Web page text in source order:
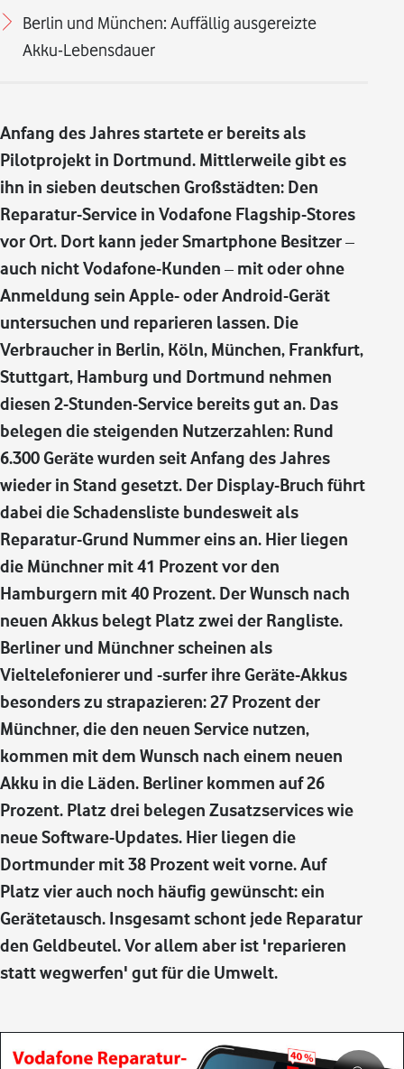
Berlin und München: Auffällig ausgereizte
Akku-Lebensdauer
Anfang des Jahres startete er bereits als
Pilotprojekt in Dortmund. Mittlerweile gibt es
ihn in sieben deutschen Großstädten: Den
Reparatur-Service in Vodafone Flagship-Stores
vor Ort. Dort kann jeder Smartphone Besitzer –
auch nicht Vodafone-Kunden – mit oder ohne
Anmeldung sein Apple- oder Android-Gerät
untersuchen und reparieren lassen. Die
Verbraucher in Berlin, Köln, München, Frankfurt,
Stuttgart, Hamburg und Dortmund nehmen
diesen 2-Stunden-Service bereits gut an. Das
belegen die steigenden Nutzerzahlen: Rund
6.300 Geräte wurden seit Anfang des Jahres
wieder in Stand gesetzt. Der Display-Bruch führt
dabei die Schadensliste bundesweit als
Reparatur-Grund Nummer eins an. Hier liegen
die Münchner mit 41 Prozent vor den
Hamburgern mit 40 Prozent. Der Wunsch nach
neuen Akkus belegt Platz zwei der Rangliste.
Berliner und Münchner scheinen als
Vieltelefonierer und -surfer ihre Geräte-Akkus
besonders zu strapazieren: 27 Prozent der
Münchner, die den neuen Service nutzen,
kommen mit dem Wunsch nach einem neuen
Akku in die Läden. Berliner kommen auf 26
Prozent. Platz drei belegen Zusatzservices wie
neue Software-Updates. Hier liegen die
Dortmunder mit 38 Prozent weit vorne. Auf
Platz vier auch noch häufig gewünscht: ein
Gerätetausch. Insgesamt schont jede Reparatur
den Geldbeutel. Vor allem aber ist 'reparieren
statt wegwerfen' gut für die Umwelt.